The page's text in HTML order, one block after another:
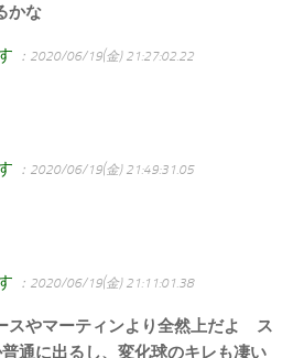
かな
：2020/06/19(金) 21:27:02.22
：2020/06/19(金) 21:49:31.05
：2020/06/19(金) 21:11:01.38
スやマーティンより全然上だよ ス
通に出るし、変化球のキレも凄い